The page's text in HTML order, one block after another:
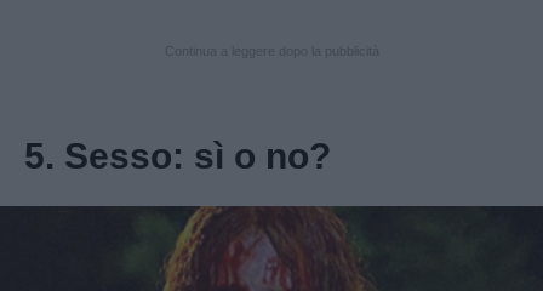
5. Sesso: sì o no?